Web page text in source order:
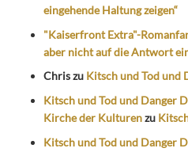
eingehende Haltung zeigen“
"Kaiserfront Extra"-
aber nicht auf die Antwort
Chriszu Kitsch und Tod und
Kitsch und Tod und Danger
Kirche der Kulturenzu
Kitsch und Tod und Danger